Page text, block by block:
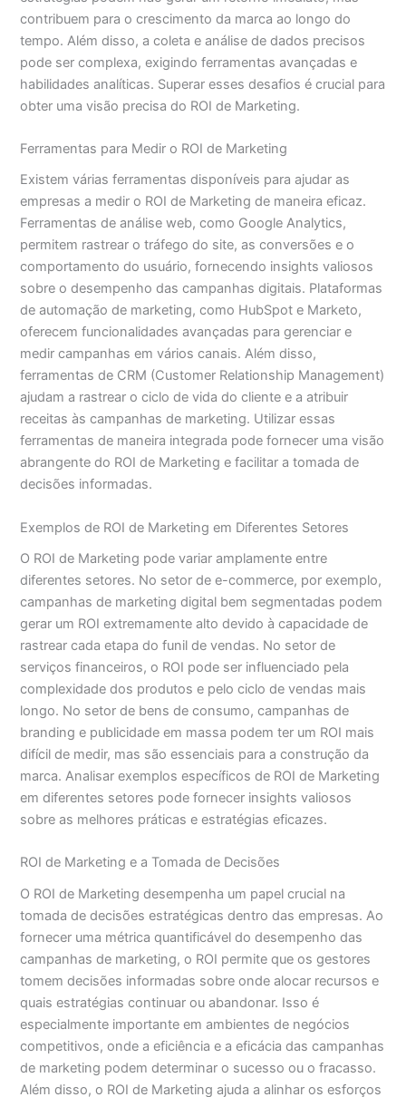
contribuem para o crescimento da marca ao longo do
tempo. Além disso, a coleta e análise de dados precisos
pode ser complexa, exigindo ferramentas avançadas e
habilidades analíticas. Superar esses desafios é crucial para
obter uma visão precisa do ROI de Marketing.
Ferramentas para Medir o ROI de Marketing
Existem várias ferramentas disponíveis para ajudar as
empresas a medir o ROI de Marketing de maneira eficaz.
Ferramentas de análise web, como Google Analytics,
permitem rastrear o tráfego do site, as conversões e o
comportamento do usuário, fornecendo insights valiosos
sobre o desempenho das campanhas digitais. Plataformas
de automação de marketing, como HubSpot e Marketo,
oferecem funcionalidades avançadas para gerenciar e
medir campanhas em vários canais. Além disso,
ferramentas de CRM (Customer Relationship Management)
ajudam a rastrear o ciclo de vida do cliente e a atribuir
receitas às campanhas de marketing. Utilizar essas
ferramentas de maneira integrada pode fornecer uma visão
abrangente do ROI de Marketing e facilitar a tomada de
decisões informadas.
Exemplos de ROI de Marketing em Diferentes Setores
O ROI de Marketing pode variar amplamente entre
diferentes setores. No setor de e-commerce, por exemplo,
campanhas de marketing digital bem segmentadas podem
gerar um ROI extremamente alto devido à capacidade de
rastrear cada etapa do funil de vendas. No setor de
serviços financeiros, o ROI pode ser influenciado pela
complexidade dos produtos e pelo ciclo de vendas mais
longo. No setor de bens de consumo, campanhas de
branding e publicidade em massa podem ter um ROI mais
difícil de medir, mas são essenciais para a construção da
marca. Analisar exemplos específicos de ROI de Marketing
em diferentes setores pode fornecer insights valiosos
sobre as melhores práticas e estratégias eficazes.
ROI de Marketing e a Tomada de Decisões
O ROI de Marketing desempenha um papel crucial na
tomada de decisões estratégicas dentro das empresas. Ao
fornecer uma métrica quantificável do desempenho das
campanhas de marketing, o ROI permite que os gestores
tomem decisões informadas sobre onde alocar recursos e
quais estratégias continuar ou abandonar. Isso é
especialmente importante em ambientes de negócios
competitivos, onde a eficiência e a eficácia das campanhas
de marketing podem determinar o sucesso ou o fracasso.
Além disso, o ROI de Marketing ajuda a alinhar os esforços